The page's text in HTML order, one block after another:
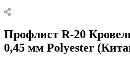
Профлист R-20
0,45 мм Polyester